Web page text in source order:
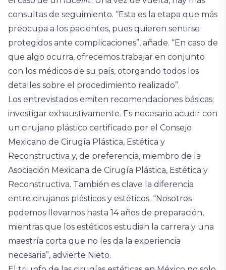
consultas de seguimiento. “Esta es la etapa que más
preocupa a los pacientes, pues quieren sentirse
protegidos ante complicaciones”, añade. “En caso de
que algo ocurra, ofrecemos trabajar en conjunto
con los médicos de su país, otorgando todos los
detalles sobre el procedimiento realizado”.
Los entrevistados emiten recomendaciones básicas:
investigar exhaustivamente. Es necesario acudir con
un cirujano plástico certificado por el Consejo
Mexicano de Cirugía Plástica, Estética y
Reconstructiva y, de preferencia, miembro de la
Asociación Mexicana de Cirugía Plástica, Estética y
Reconstructiva. También es clave la diferencia
entre cirujanos plásticos y estéticos. “Nosotros
podemos llevarnos hasta 14 años de preparación,
mientras que los estéticos estudian la carrera y una
maestría corta que no les da la experiencia
necesaria”, advierte Nieto.